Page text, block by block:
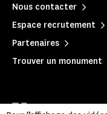
Nous contacter
Espace recrutement
Partenaires
Trouver un monument